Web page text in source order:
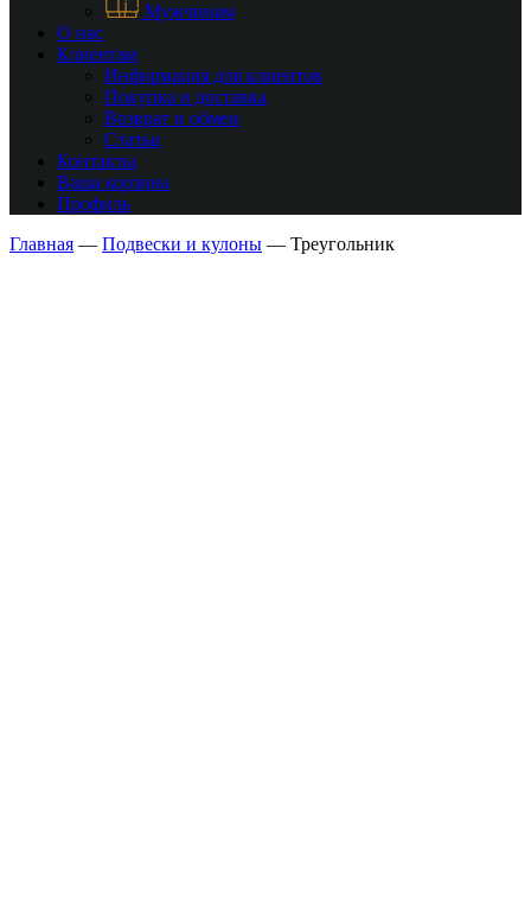
Мужчинам
О нас
Клиентам
Информация для клиентов
Покупка и доставка
Возврат и обмен
Статьи
Контакты
Ваша корзина
Профиль
Главная — Подвески и кулоны — Треугольник